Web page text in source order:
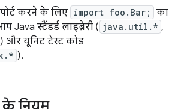
करने के लिए import foo.Bar;
का
स्टैंडर्ड लाइब्रेरी ( java.util.* ,
और यूनिट टेस्ट कोड
).